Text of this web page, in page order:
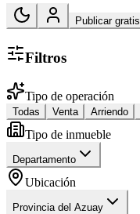
Publicar gratis
Filtros
Tipo de operación
Todas Venta Arriendo
Tipo de inmueble
Departamento
Ubicación
Provincia del Azuay